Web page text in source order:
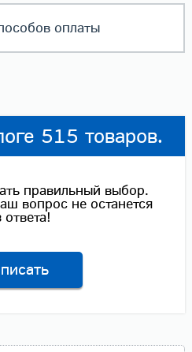
оплаты
515 товаров.
правильный выбор.
вопрос не останется
ответа!